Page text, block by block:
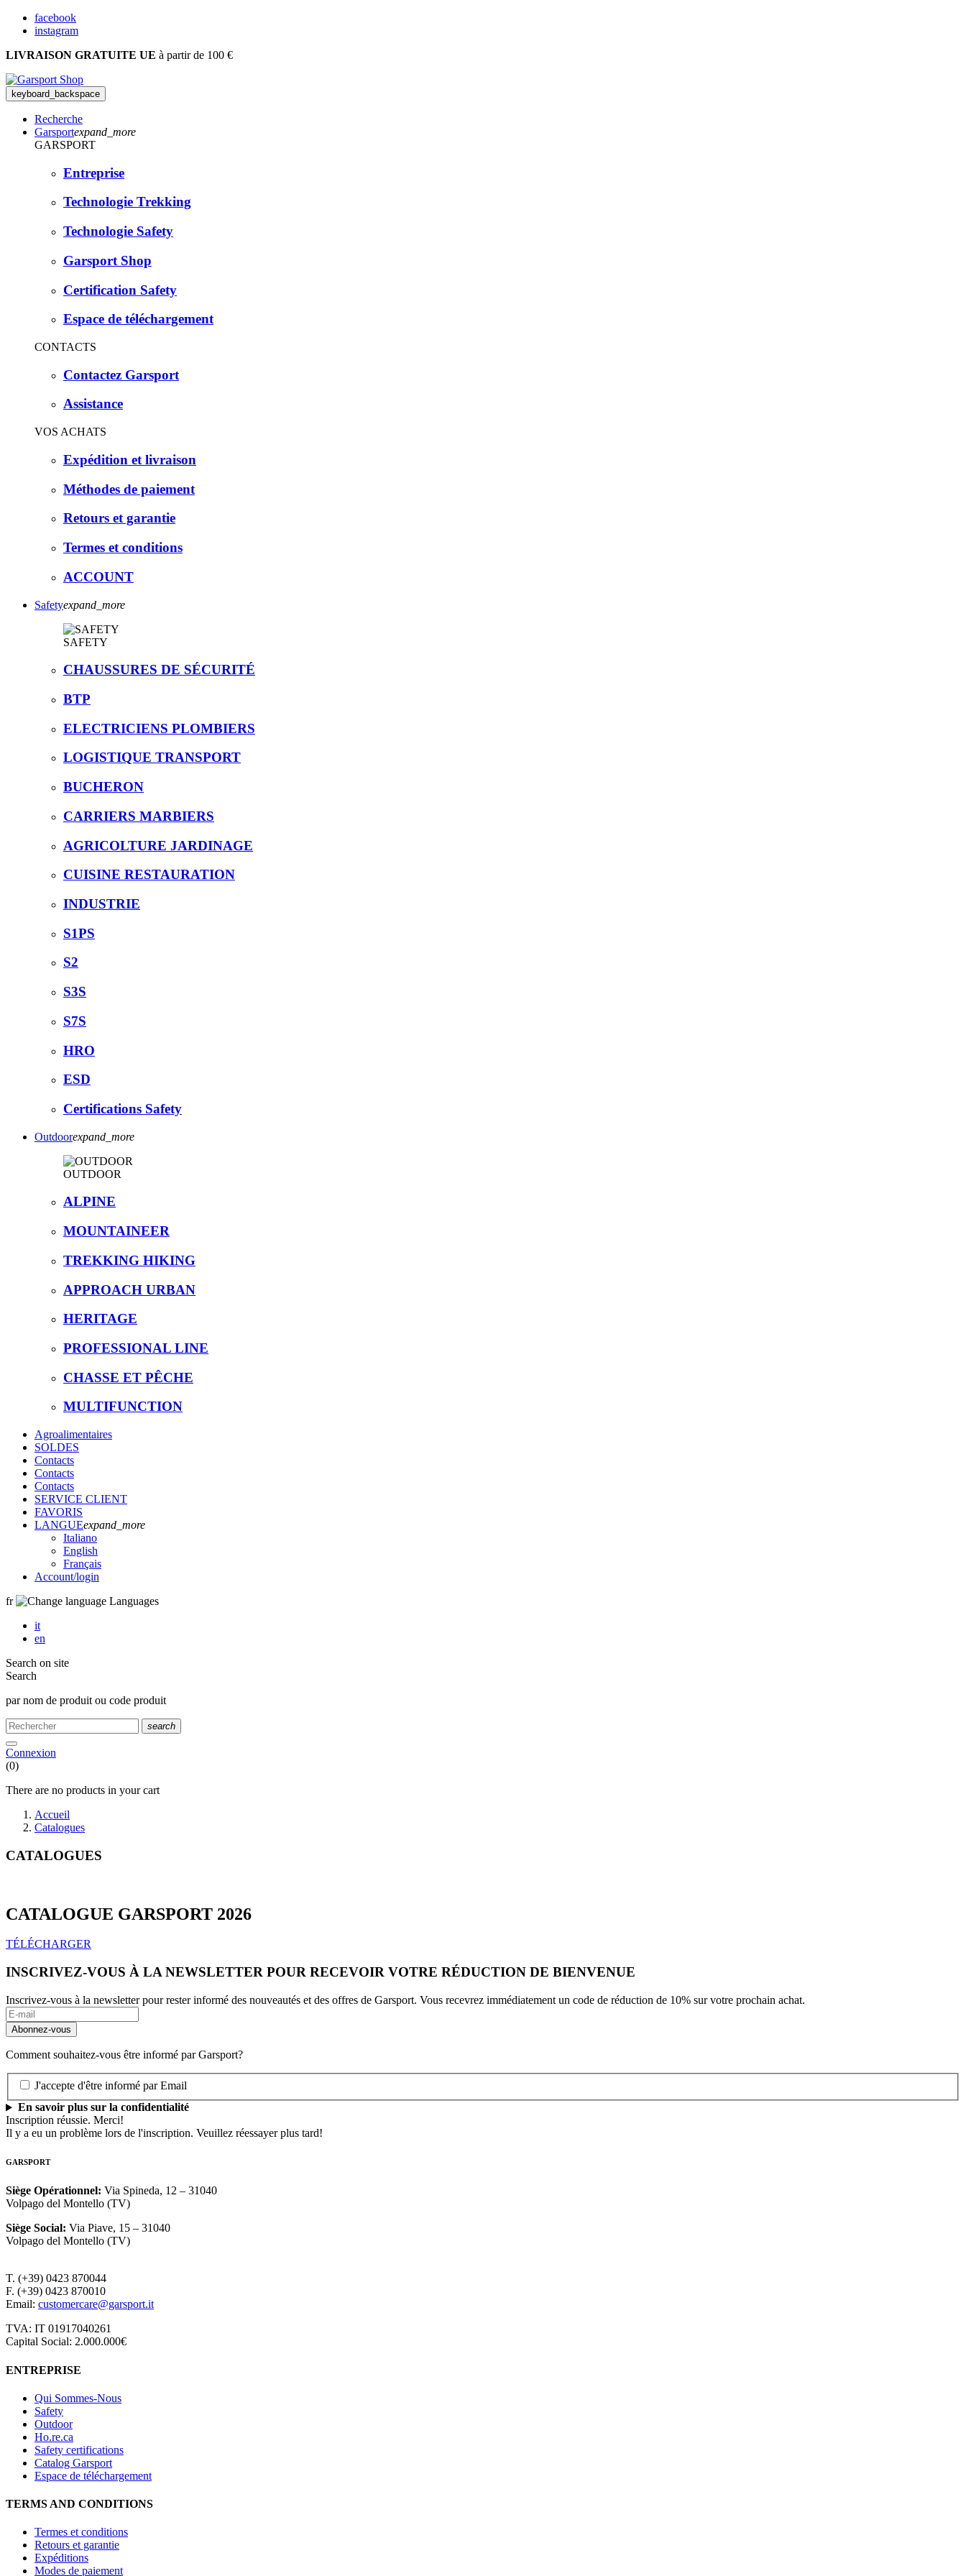
facebook
instagram
LIVRAISON GRATUITE UE à partir de 100 €
keyboard_backspace
Recherche
Garsportexpand_more
GARSPORT
Entreprise
Technologie Trekking
Technologie Safety
Garsport Shop
Certification Safety
Espace de téléchargement
CONTACTS
Contactez Garsport
Assistance
VOS ACHATS
Expédition et livraison
Méthodes de paiement
Retours et garantie
Termes et conditions
ACCOUNT
Safetyexpand_more
SAFETY
CHAUSSURES DE SÉCURITÉ
BTP
ELECTRICIENS PLOMBIERS
LOGISTIQUE TRANSPORT
BUCHERON
CARRIERS MARBIERS
AGRICOLTURE JARDINAGE
CUISINE RESTAURATION
INDUSTRIE
S1PS
S2
S3S
S7S
HRO
ESD
Certifications Safety
Outdoorexpand_more
OUTDOOR
ALPINE
MOUNTAINEER
TREKKING HIKING
APPROACH URBAN
HERITAGE
PROFESSIONAL LINE
CHASSE ET PÊCHE
MULTIFUNCTION
Agroalimentaires
SOLDES
Contacts
Contacts
Contacts
SERVICE CLIENT
FAVORIS
LANGUEexpand_more
Italiano
English
Français
Account/login
fr
Languages
it
en
Search on site
Search
par nom de produit ou code produit
search
Connexion
(0)
There are no products in your cart
Accueil
Catalogues
CATALOGUES
CATALOGUE GARSPORT 2026
TÉLÉCHARGER
INSCRIVEZ-VOUS À LA NEWSLETTER POUR RECEVOIR VOTRE RÉDUCTION DE BIENVENUE
Inscrivez-vous à la newsletter pour rester informé des nouveautés et des offres de Garsport. Vous recevrez immédiatement un code de réduction de 10% sur votre prochain achat.
Comment souhaitez-vous être informé par Garsport?
J'accepte d'être informé par Email
En savoir plus sur la confidentialité
Inscription réussie. Merci!
Il y a eu un problème lors de l'inscription. Veuillez réessayer plus tard!
GARSPORT
Siège Opérationnel: Via Spineda, 12 – 31040
Volpago del Montello (TV)
Siège Social: Via Piave, 15 – 31040
Volpago del Montello (TV)
T. (+39) 0423 870044
F. (+39) 0423 870010
Email: customercare@garsport.it
TVA: IT 01917040261
Capital Social: 2.000.000€
ENTREPRISE
Qui Sommes-Nous
Safety
Outdoor
Ho.re.ca
Safety certifications
Catalog Garsport
Espace de téléchargement
TERMS AND CONDITIONS
Termes et conditions
Retours et garantie
Expéditions
Modes de paiement